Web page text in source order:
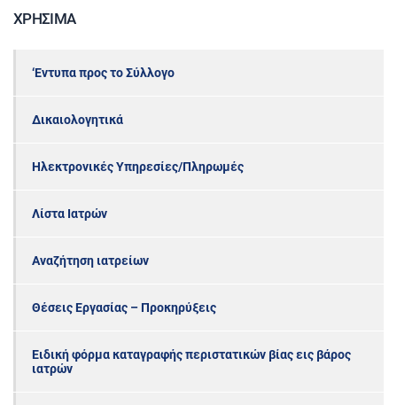
ΧΡΉΣΙΜΑ
‘Εντυπα προς το Σύλλογο
Δικαιολογητικά
Ηλεκτρονικές Υπηρεσίες/Πληρωμές
Λίστα Ιατρών
Αναζήτηση ιατρείων
Θέσεις Εργασίας – Προκηρύξεις
Ειδική φόρμα καταγραφής περιστατικών βίας εις βάρος
ιατρών